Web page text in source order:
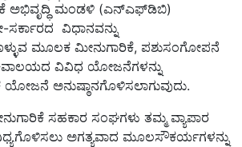
ಅಭಿವೃದ್ಧಿ ಮಂಡಳಿ (ಎನ್‌ಎಫ್‌ಡಿಬಿ)
ವಿಧಾನವನ್ನು
ಮೂಲಕ ಮೀನುಗಾರಿಕೆ, ಪಶುಸಂಗೋಪನೆ
ವಿವಿಧ ಯೋಜನೆಗಳನ್ನು
ಅನುಷ್ಠಾನಗೊಳಿಸಲಾಗುವುದು.
ಸಹಕಾರ ಸಂಘಗಳು ತಮ್ಮ ವ್ಯಾಪಾರ
ಅಗತ್ಯವಾದ ಮೂಲಸೌಕರ್ಯಗಳನ್ನು